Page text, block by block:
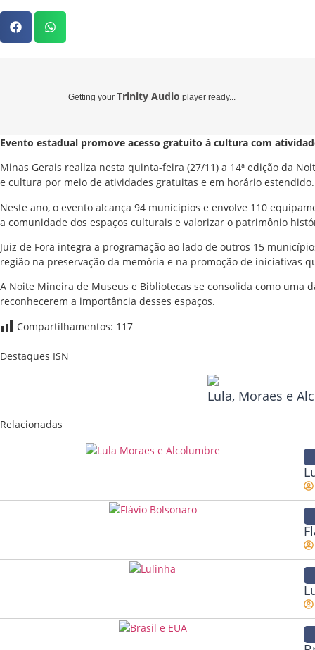
Getting your Trinity Audio player ready...
Evento estadual promove acesso gratuito à cultura com
Minas Gerais realiza nesta quinta-feira (27/11) a 14ª edição da
e cultura por meio de atividades gratuitas e em horário estendido.
Neste ano, o evento alcança 94 municípios e envolve 110
a comunidade dos espaços culturais e valorizar o patrimônio
Juiz de Fora integra a programação ao lado de outros 15
região na preservação da memória e na promoção de iniciativas
A Noite Mineira de Museus e Bibliotecas se consolida como uma
reconhecerem a importância desses espaços.
Compartilhamentos: 117
Destaques ISN
Lula, Moraes e
Relacionadas